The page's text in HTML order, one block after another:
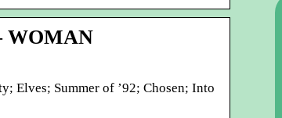
WOMAN
Elves; Summer of ’92; Chosen; Into